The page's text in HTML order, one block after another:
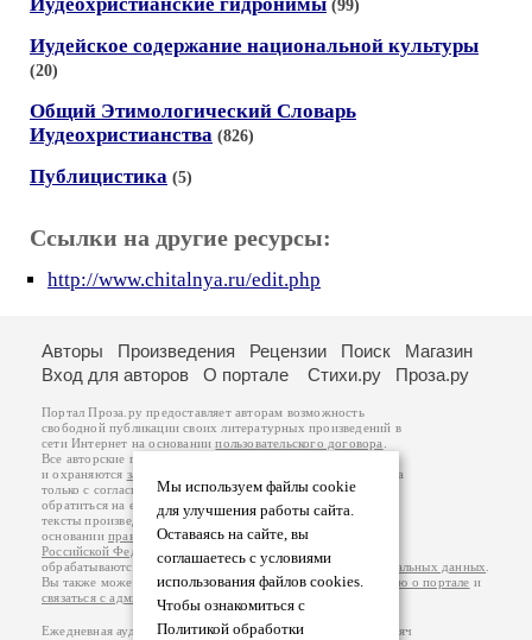
(99)
Иудейское содержание национальной культуры
(20)
Общий Этимологический Словарь
Иудеохристианства (826)
Публицистика (5)
Ссылки на другие ресурсы:
http://www.chitalnya.ru/edit.php
Мы используем файлы cookie
для улучшения работы сайта.
Оставаясь на сайте, вы
соглашаетесь с условиями
использования файлов cookies.
Чтобы ознакомиться с
Политикой обработки
Авторы Произведения Рецензии Поиск
Магазин
Вход для авторов
О портале Стихи.ру Проза.ру
Портал Проза.ру предоставляет авторам возможность
свободной публикации своих литературных произведений в
сети Интернет на основаниипользовательского договора
Все авторские права на произведения принадлежат авторам
и охраняются законом
. Перепечатка произведений возможна
только с согласия его автора, к которому вы можете
обратиться на его авторской странице. Ответственность за
тексты произведений авторы несут самостоятельно на
основанииправил публикацииизаконодательства
Российской Федерации
обрабатываются на основанииПолитики обработки персональных данных
Вы также можете посмотреть более подробнуюинформацию о портале и
связаться с администрацией
Ежедневная аудитория портала Проза.ру – порядка 100 тысяч